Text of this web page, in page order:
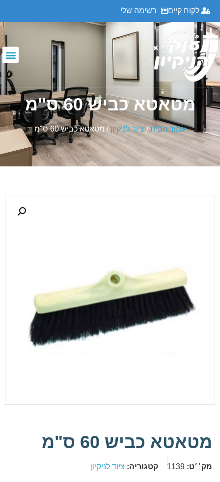
לקוח קיים רשימה שלי
מטאטא כביש 60 ס"מ
עמוד הבית/ציוד לניקיון/ מטאטא כביש 60 ס"מ
מטאטא כביש 60 ס"מ
מק׳׳ט: 1139 קטגוריה: ציוד לניקיון